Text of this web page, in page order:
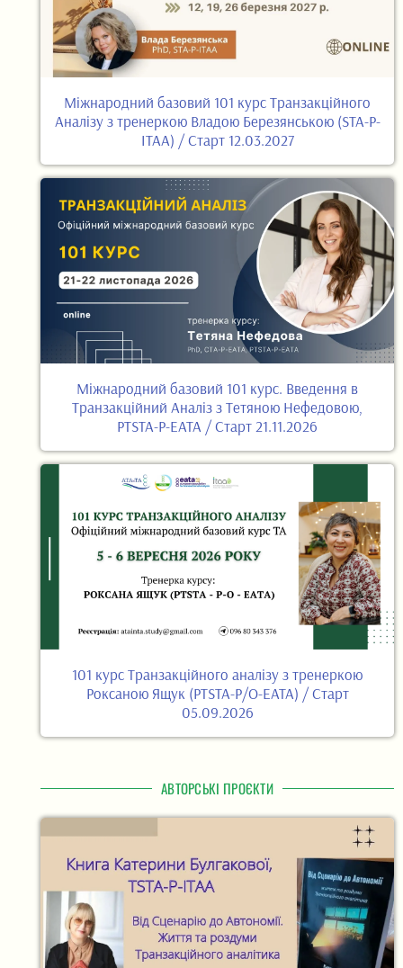
Міжнародний базовий 101 курс Транзакційного
Аналізу з тренеркою Владою Березянською (STA-P-
ITAA) / Старт 12.03.2027
Міжнародний базовий 101 курс. Введення в
Транзакційний Аналіз з Тетяною Нефедовою,
PTSTA-P-EATA / Старт 21.11.2026
101 курс Транзакційного аналізу з тренеркою
Роксаною Ящук (PTSTA-P/O-EATA) / Старт
05.09.2026
АВТОРСЬКІ ПРОЄКТИ